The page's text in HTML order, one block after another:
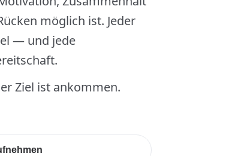
möglich ist. Jeder
— und jede
Ziel ist ankommen.